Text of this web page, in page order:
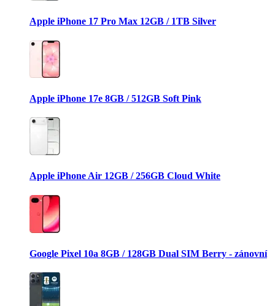
Apple iPhone 17 Pro Max 12GB / 1TB Silver
Apple iPhone 17e 8GB / 512GB Soft Pink
Apple iPhone Air 12GB / 256GB Cloud White
Google Pixel 10a 8GB / 128GB Dual SIM Berry - zánovní